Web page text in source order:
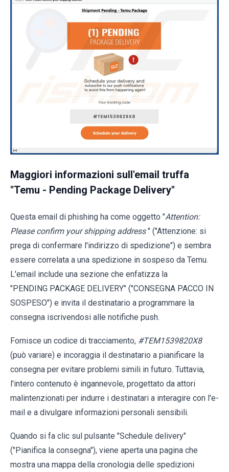
Maggiori informazioni sull'email truffa
"Temu - Pending Package Delivery"
Questa email di phishing ha come oggetto "Attention:
Please confirm your shipping address " ("Attenzione: si
prega di confermare l'indirizzo di spedizione") e sembra
essere correlata a una spedizione in sospeso da Temu.
L'email include una sezione che enfatizza la
"PENDING PACKAGE DELIVERY" ("CONSEGNA PACCO IN
SOSPESO") e invita il destinatario a programmare la
consegna iscrivendosi alle notifiche push.
Fornisce un codice di tracciamento, #TEM1539820X8
(può variare) e incoraggia il destinatario a pianificare la
consegna per evitare problemi simili in futuro. Tuttavia,
l'intero contenuto è ingannevole, progettato da attori
malintenzionati per indurre i destinatari a interagire con l'e-
mail e a divulgare informazioni personali sensibili.
Quando si fa clic sul pulsante "Schedule delivery"
("Pianifica la consegna"), viene aperta una pagina che
mostra una mappa della cronologia delle spedizioni